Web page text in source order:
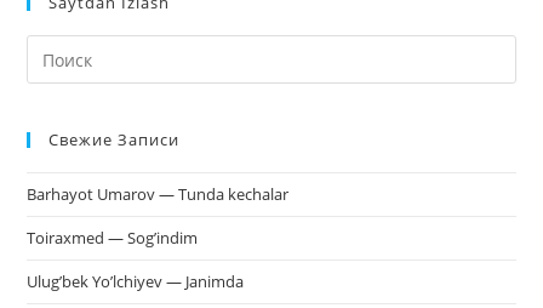
Свежие Записи
Barhayot Umarov — Tunda kechalar
Toiraxmed — Sog’indim
Ulug’bek Yo’lchiyev — Janimda